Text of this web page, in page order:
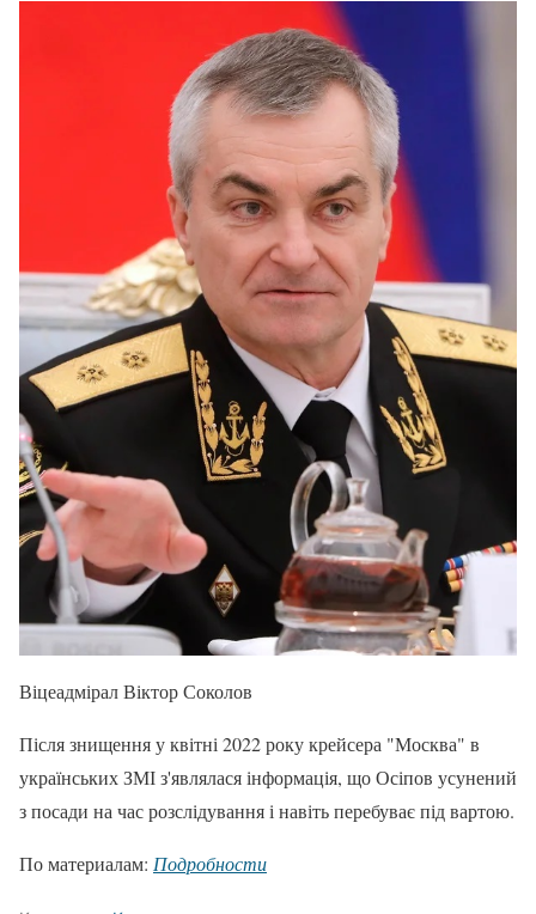
Віцеадмірал Віктор Соколов
Після знищення у квітні 2022 року крейсера "Москва" в
українських ЗМІ з'являлася інформація, що Осіпов усунений
з посади на час розслідування і навіть перебуває під вартою.
По материалам: Подробности